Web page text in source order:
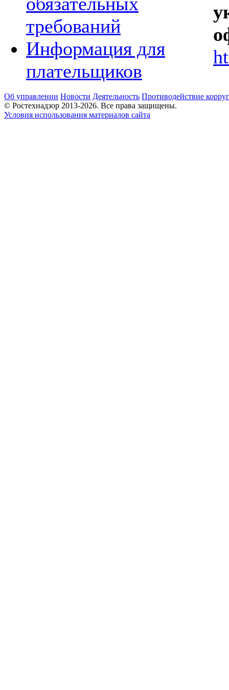
требований
Информация для
плательщиков
Об управлении Новости Деятельность Противодействие
© Ростехнадзор 2013-2026. Все права защищены.
Условия использования материалов сайта